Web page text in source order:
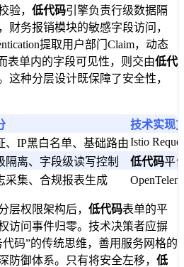
验， 低代码引擎负责行级数据隔
财务报销模块的敏感字段访问，
提取用户部门Claim，动态
表单内的字段可见性，则交由低代
这种分层设计既保障了安全性，
技术实现
、IP黑白名单、基础路由Istio
隔离、字段级读写控制 低代码平
采集、合规报表生成
层权限架构后， 低代码表单的平
访问事件归零。技术决策者应摒
码”的传统思维，善用服务网格的
防御体系。只有将安全左移， 低